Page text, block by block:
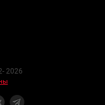
2026